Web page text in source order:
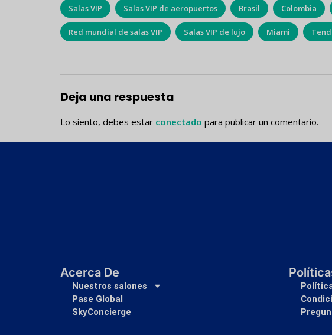
Salas VIP Salas VIP de aeropuertos Brasil Colombia
Red mundial de salas VIP Salas VIP de lujo Miami
Deja una respuesta
Lo siento, debes estar conectado para publicar un comentario.
Acerca De
Nuestros salones
Pase Global
SkyConcierge